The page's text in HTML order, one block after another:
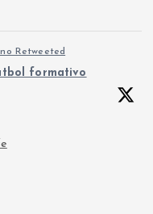
Retweeted
formativo